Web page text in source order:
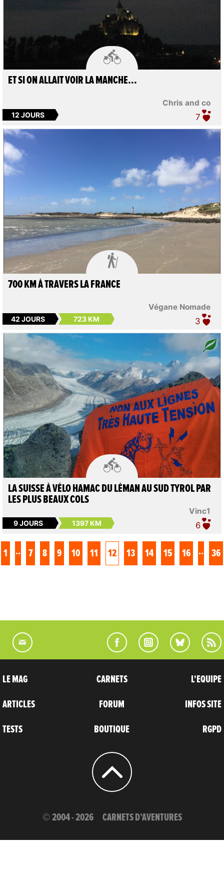

Chris and co
ET SI ON ALLAIT VOIR LA MANCHE...
12 JOURS 7

Végane Nomade
700 KM À TRAVERS LA FRANCE
42 JOURS 723 KM 3

Vinc1
LA SUISSE À VÉLO HAMAC DU LÉMAN AU SUD TYROL PAR
LES PLUS BEAUX COLS
9 JOURS 1397 KM 6
1 .. 7 8 9 10 11 12 13 14 15 16 .. 36
LE MAG
ARTICLES
TESTS
CARNETS
FORUM
BOUTIQUE
L'EQUIPE
INFOS SITE
RGPD
© 2004 - 2026 CARNETS D’AVENTURES